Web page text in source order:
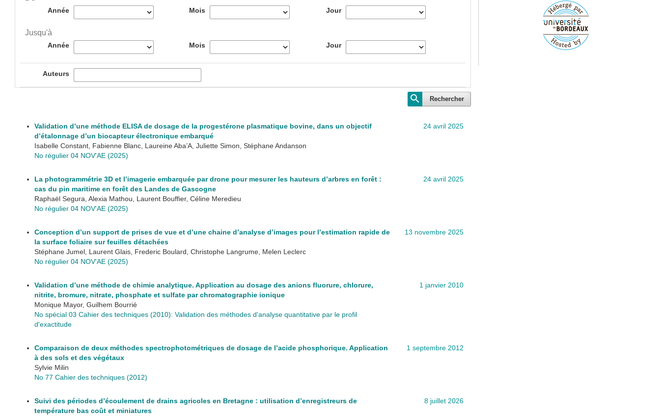
Année Mois Jour
Jusqu'à
Année Mois Jour
Auteurs
Rechercher
24 avril 2025
Validation d’une méthode ELISA de dosage de la progestérone plasmatique bovine, dans un objectif
d’étalonnage d’un biocapteur électronique embarqué
Isabelle Constant, Fabienne Blanc, Laureine Aba’A, Juliette Simon, Stéphane Andanson
No régulier 04 NOV'AE (2025)
24 avril 2025
La photogrammétrie 3D et l’imagerie embarquée par drone pour mesurer les hauteurs d’arbres en forêt :
cas du pin maritime en forêt des Landes de Gascogne
Raphaël Segura, Alexia Mathou, Laurent Bouffier, Céline Meredieu
No régulier 04 NOV'AE (2025)
13 novembre 2025
Conception d’un support de prises de vue et d’une chaine d’analyse d’images pour l’estimation rapide de
la surface foliaire sur feuilles détachées
Stéphane Jumel, Laurent Glais, Frederic Boulard, Christophe Langrume, Melen Leclerc
No régulier 04 NOV'AE (2025)
1 janvier 2010
Validation d’une méthode de chimie analytique. Application au dosage des anions fluorure, chlorure,
nitrite, bromure, nitrate, phosphate et sulfate par chromatographie ionique
Monique Mayor, Guilhem Bourrié
No spécial 03 Cahier des techniques (2010): Validation des méthodes d'analyse quantitative par le profil
d'exactitude
1 septembre 2012
Comparaison de deux méthodes spectrophotométriques de dosage de l’acide phosphorique. Application
à des sols et des végétaux
Sylvie Milin
No 77 Cahier des techniques (2012)
8 juillet 2026
Suivi des périodes d’écoulement de drains agricoles en Bretagne : utilisation d’enregistreurs de
température bas coût et miniatures